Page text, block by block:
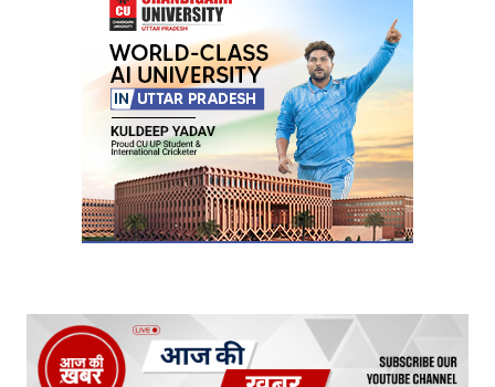
Your E-mail*
Submit Comment